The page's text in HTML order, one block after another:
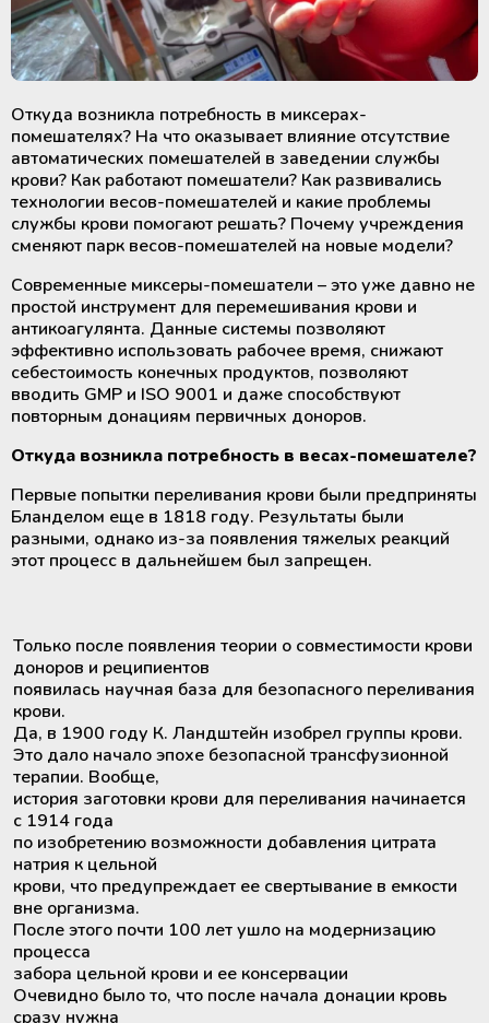
Экстракторы для разделения
крови на компоненты
Выжиматели (прокатыватели)
трубок контейнеров для крови
Стенд для контроля за процессом
лейкофильтрации крови
Холодильники для хранения
крови и ее компонентов
Шейкеры и инкубаторы для
тромбоцитов
крови
Размораживатели плазмы крови и
ТермоСумки для транспортировки
компонентов крови
Устройства для стерильного
соединения полимерных
магистралей
Аппараты для донорского и
терапевтического плазмафереза
Аппараты для автоматического
взятия крови
Аппараты для облучения крови
Лабораторные климатические
камеры
Медицинские ТермоСумки и
ТермоКонтейнеры
Медицинские аккумуляторы
холода и тепла
Регистраторы температуры
(логгеры) для транспортировки
термолабильных препаратов
Система круглосуточного
мониторинга температуры
(Дистанционный температурный
мониторинг)
Дополнительные материалы к
холодильному оборудованию
Климатические камеры
лабораторные
Инкубаторы СО2
Анализаторы лабораторные и
медицинские
стерилизаторы от 60 до 100 литров
Сушильные шкафы
Термосварочные аппараты
Ультразвуковые очистители
Мебель с нержавеющей сталі
Системы очистки воды
Парогенераторы
Индикаторы и тесты для
стерилизации и мониторинга
Рулоны и пакеты для
стерилизации
Медицинское оборудование и
расходные материалы для
Откуда возникла потребность в миксерах-
помешателях? На что оказывает влияние отсутствие
автоматических помешателей в заведении службы
крови? Как работают помешатели? Как развивались
технологии весов-помешателей и какие проблемы
службы крови помогают решать? Почему учреждения
сменяют парк весов-помешателей на новые модели?
Современные миксеры-помешатели – это уже давно не
простой инструмент для перемешивания крови и
антикоагулянта. Данные системы позволяют
эффективно использовать рабочее время, снижают
себестоимость конечных продуктов, позволяют
вводить GMP и ISO 9001 и даже способствуют
повторным донациям первичных доноров.
Откуда возникла потребность в весах-помешателе?
Первые попытки переливания крови были предприняты
Бланделом еще в 1818 году. Результаты были
разными, однако из-за появления тяжелых реакций
этот процесс в дальнейшем был запрещен.
Только после появления теории о совместимости крови
доноров и реципиентов
появилась научная база для безопасного переливания
крови.
Да, в 1900 году К. Ландштейн изобрел группы крови.
Это дало начало эпохе безопасной трансфузионной
терапии. Вообще,
история заготовки крови для переливания начинается
с 1914 года
по изобретению возможности добавления цитрата
натрия к цельной
крови, что предупреждает ее свертывание в емкости
вне организма.
После этого почти 100 лет ушло на модернизацию
процесса
забора цельной крови и ее консервации
Очевидно было то, что после начала донации кровь
сразу нужна